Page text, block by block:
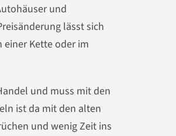
und
lässt sich
Kette oder im
und muss mit den
ist da mit den alten
und wenig Zeit ins